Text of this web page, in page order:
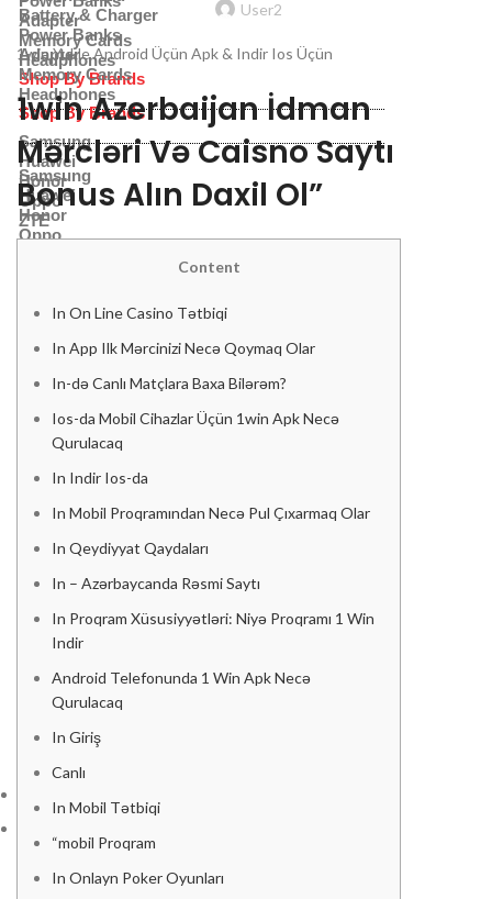
Adapter
Memory Cards
Headphones
Shop By Brands
Samsung
Huawei
Honor
Oppo
ZTE
Nothing
COMPUTERS
Laptops
Battery & Charger
Power Banks
Adapter
Memory Cards
Headphones
Shop By Brands
Samsung
Huawei
Honor
Oppo
OnePlus
Nothing
COMPUTERS
User2
1win Yukle Android Üçün Apk & Indir Ios Üçün
1win Azerbaijan İdman
Mərcləri Və Caisno Saytı
Bonus Alın Daxil Ol”
Content
In On Line Casino Tətbiqi
In App Ilk Mərcinizi Necə Qoymaq Olar
In-də Canlı Matçlara Baxa Bilərəm?
Ios-da Mobil Cihazlar Üçün 1win Apk Necə
Qurulacaq
In Indir Ios-da
In Mobil Proqramından Necə Pul Çıxarmaq Olar
In Qeydiyyat Qaydaları
In – Azərbaycanda Rəsmi Saytı
In Proqram Xüsusiyyətləri: Niyə Proqramı 1 Win
Indir
Android Telefonunda 1 Win Apk Necə
Qurulacaq
In Giriş
Canlı
In Mobil Tətbiqi
“mobil Proqram
In Onlayn Poker Oyunları